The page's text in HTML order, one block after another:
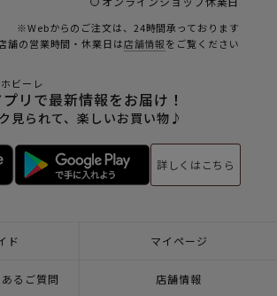
※Webからのご注文は、24時間承っております
舗の営業時間・休業日は店舗情報をご覧ください
ビーレ
リで最新情報をお届け！
見られて、楽しいお買い物♪
詳しくはこちら
ド マイページ
るご質問 店舗情報